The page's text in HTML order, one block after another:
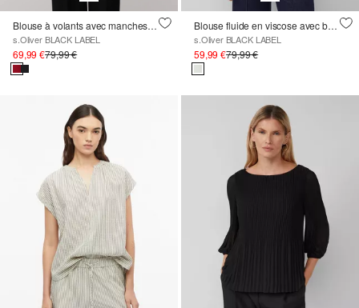
Blouse à volants avec manches longues et détails de manchettes
s.Oliver BLACK LABEL
69,99 €79,99 €
Blouse fluide en viscose avec boutons latéraux
s.Oliver BLACK LABEL
59,99 €79,99 €